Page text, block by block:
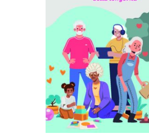
AGGIUNGI AL CARRELLO